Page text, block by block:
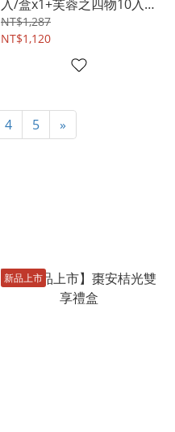
入/盒x1+芙蓉之四物10入/
盒x2)
NT$1,287
NT$1,120
4 5 »
新品上市